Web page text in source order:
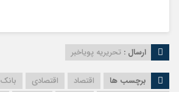
ارسال : تحریریه پویاخبر
برچسب ها اقتصاد اقتصادی بانک